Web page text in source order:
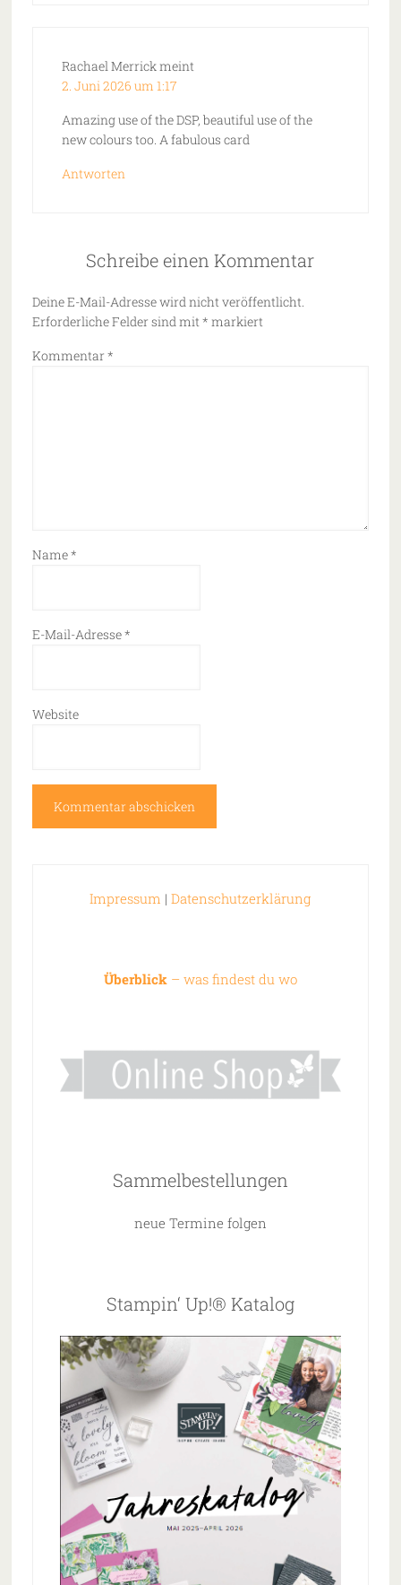
Rachael Merrickmeint
2. Juni 2026 um 1:17
Amazing use of the DSP, beautiful use of the
new colours too. A fabulous card
Antworten
Schreibe einen Kommentar
Deine E-Mail-Adresse wird nicht veröffentlicht.
Erforderliche Felder sind mit* markiert
Kommentar*
Name*
E-Mail-Adresse*
Website
Impressum |Datenschutzerklärung
Überblick– was findest du wo
Sammelbestellungen
neue Termine folgen
Stampin‘ Up!® Katalog